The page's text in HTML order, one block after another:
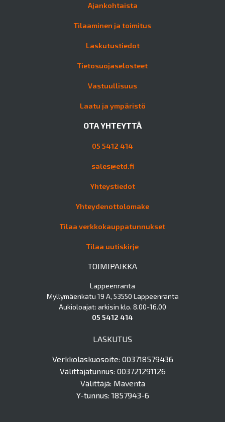
Ajankohtaista
Tilaaminen ja toimitus
Laskutustiedot
Tietosuojaselosteet
Vastuullisuus
Laatu ja ympäristö
OTA YHTEYTTÄ
05 5412 414
sales@etd.fi
Yhteystiedot
Yhteydenottolomake
Tilaa verkkokauppatunnukset
Tilaa uutiskirje
TOIMIPAIKKA
Lappeenranta
Myllymäenkatu 19 A, 53550 Lappeenranta
Aukioloajat: arkisin klo. 8.00-16.00
05 5412 414
LASKUTUS
Verkkolaskuosoite: 003718579436
Välittäjätunnus: 003721291126
Välittäjä: Maventa
Y-tunnus: 1857943-6